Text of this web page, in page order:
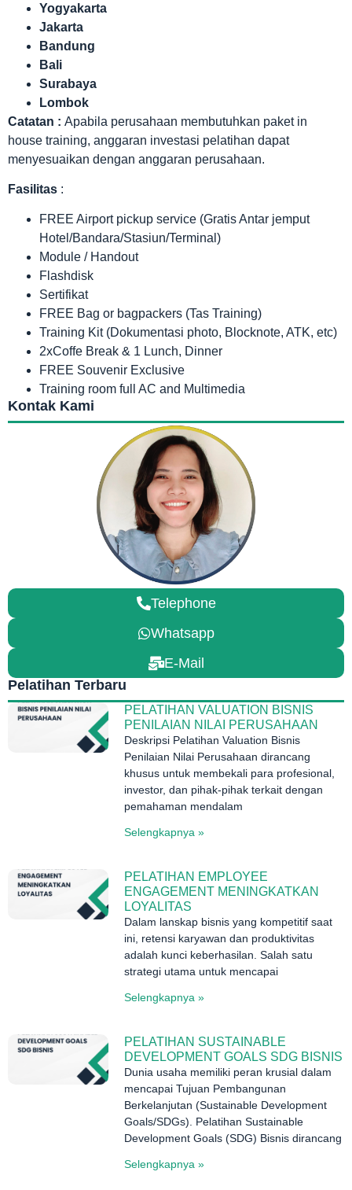
Yogyakarta
Jakarta
Bandung
Bali
Surabaya
Lombok
Catatan : Apabila perusahaan membutuhkan paket in
house training, anggaran investasi pelatihan dapat
menyesuaikan dengan anggaran perusahaan.
Fasilitas :
FREE Airport pickup service (Gratis Antar jemput
Hotel/Bandara/Stasiun/Terminal)
Module / Handout
Flashdisk
Sertifikat
FREE Bag or bagpackers (Tas Training)
Training Kit (Dokumentasi photo, Blocknote, ATK, etc)
2xCoffe Break & 1 Lunch, Dinner
FREE Souvenir Exclusive
Training room full AC and Multimedia
Kontak Kami
Telephone
Whatsapp
E-Mail
Pelatihan Terbaru
PELATIHAN VALUATION BISNIS
PENILAIAN NILAI PERUSAHAAN
Deskripsi Pelatihan Valuation Bisnis
Penilaian Nilai Perusahaan dirancang
khusus untuk membekali para profesional,
investor, dan pihak-pihak terkait dengan
pemahaman mendalam
Selengkapnya »
PELATIHAN EMPLOYEE
ENGAGEMENT MENINGKATKAN
LOYALITAS
Dalam lanskap bisnis yang kompetitif saat
ini, retensi karyawan dan produktivitas
adalah kunci keberhasilan. Salah satu
strategi utama untuk mencapai
Selengkapnya »
PELATIHAN SUSTAINABLE
DEVELOPMENT GOALS SDG BISNIS
Dunia usaha memiliki peran krusial dalam
mencapai Tujuan Pembangunan
Berkelanjutan (Sustainable Development
Goals/SDGs). Pelatihan Sustainable
Development Goals (SDG) Bisnis dirancang
Selengkapnya »